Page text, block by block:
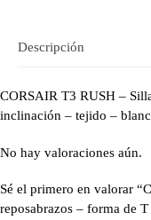
Descripción
CORSAIR T3 RUSH –
inclinación – tejido –
No hay valoraciones aún.
Sé el primero en valorar
reposabrazos – forma de